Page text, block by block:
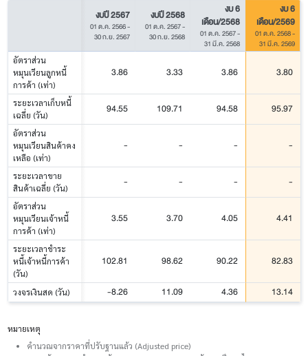
งบปี 2567
01 ต.ค. 2566-
30 ก.ย. 2567
งบปี 2568
01 ต.ค. 2567-
30 ก.ย. 2568
งบ 6
เดือน/2568
01 ต.ค. 2567-
31 มี.ค. 2568
งบ 6
เดือน/2569
01 ต.ค. 2568-
31 มี.ค. 2569
อัตราส่วน
หมุนเวียนลูกหนี้
การค้า (เท่า)
3.86 3.33 3.86 3.80
ระยะเวลาเก็บหนี้
เฉลี่ย (วัน)
94.55 109.71 94.58 95.97
อัตราส่วน
หมุนเวียนสินค้าคง
เหลือ (เท่า)
- - - -
ระยะเวลาขาย
สินค้าเฉลี่ย (วัน)
- - - -
อัตราส่วน
หมุนเวียนเจ้าหนี้
การค้า (เท่า)
3.55 3.70 4.05 4.41
ระยะเวลาชำระ
หนี้เจ้าหนี้การค้า
(วัน)
102.81 98.62 90.22 82.83
วงจรเงินสด (วัน) -8.26 11.09 4.36 13.14
หมายเหตุ
คำนวณจากราคาที่ปรับฐานแล้ว (Adjusted price)